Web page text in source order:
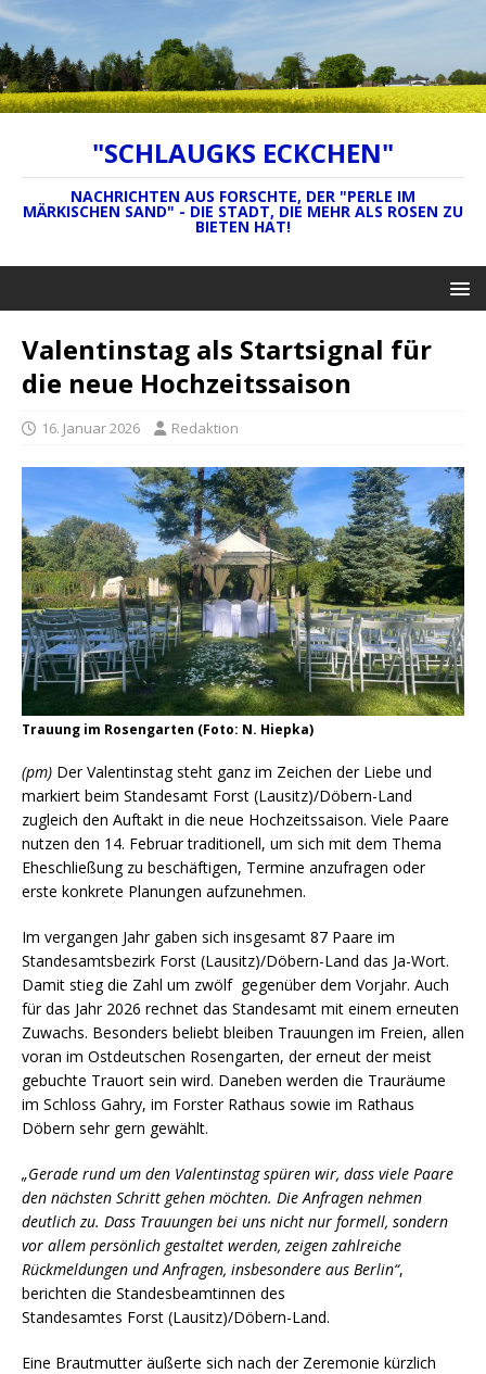
"SCHLAUGKS ECKCHEN"
NACHRICHTEN AUS FORSCHTE, DER "PERLE IM
MÄRKISCHEN SAND" - DIE STADT, DIE MEHR ALS ROSEN ZU
BIETEN HAT!
Valentinstag als Startsignal für
die neue Hochzeitssaison
16. Januar 2026 Redaktion
Trauung im Rosengarten (Foto: N. Hiepka)
(pm) Der Valentinstag steht ganz im Zeichen der Liebe und
markiert beim Standesamt Forst (Lausitz)/Döbern-Land
zugleich den Auftakt in die neue Hochzeitssaison. Viele Paare
nutzen den 14. Februar traditionell, um sich mit dem Thema
Eheschließung zu beschäftigen, Termine anzufragen oder
erste konkrete Planungen aufzunehmen.
Im vergangen Jahr gaben sich insgesamt 87 Paare im
Standesamtsbezirk Forst (Lausitz)/Döbern-Land das Ja-Wort.
Damit stieg die Zahl um zwölf gegenüber dem Vorjahr. Auch
für das Jahr 2026 rechnet das Standesamt mit einem erneuten
Zuwachs. Besonders beliebt bleiben Trauungen im Freien, allen
voran im Ostdeutschen Rosengarten, der erneut der meist
gebuchte Trauort sein wird. Daneben werden die Trauräume
im Schloss Gahry, im Forster Rathaus sowie im Rathaus
Döbern sehr gern gewählt.
„Gerade rund um den Valentinstag spüren wir, dass viele Paare
den nächsten Schritt gehen möchten. Die Anfragen nehmen
deutlich zu. Dass Trauungen bei uns nicht nur formell, sondern
vor allem persönlich gestaltet werden, zeigen zahlreiche
Rückmeldungen und Anfragen, insbesondere aus Berlin“,
berichten die Standesbeamtinnen des
Standesamtes Forst (Lausitz)/Döbern-Land.
Eine Brautmutter äußerte sich nach der Zeremonie kürzlich